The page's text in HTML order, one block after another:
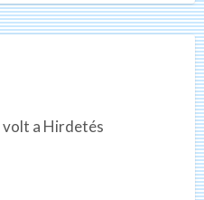
volt a Hirdetés